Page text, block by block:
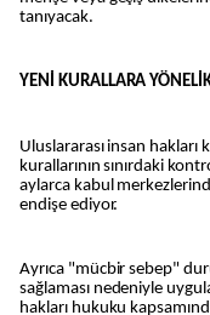
tanıyacak.
YENİ KURALLARA
Uluslararası insan hakları
kurallarının sınırdaki
aylarca kabul
endişe ediyor.
Ayrıca "mücbir sebep"
sağlaması nedeniyle
hakları hukuku